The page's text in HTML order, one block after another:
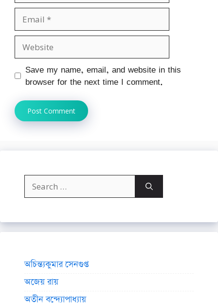
Email
Website
Save my name, email, and website in this
browser for the next time I comment.
Search
for:
অচিন্ত্যকুমার সেনগুপ্ত
অজেয় রায়
অতীন বন্দ্যোপাধ্যায়